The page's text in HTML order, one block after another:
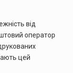
від
оператор
цей